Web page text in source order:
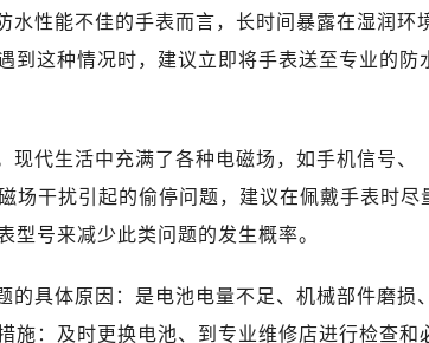
（需提前预约）
06室（需提前预约）
室（需提前预约）
层1002室（需提前预约）
象城写字楼（鄂尔多斯大厦）23层2326室（需提
水性能不佳的手表而言，长时间暴露在湿润环
到这种情况时，建议立即将手表送至专业的防
代生活中充满了各种电磁场，如手机信号、
场干扰引起的偷停问题，建议在佩戴手表时尽
号来减少此类问题的发生概率。
具体原因：是电池电量不足、机械部件磨损、
施：及时更换电池、到专业维修店进行检查和